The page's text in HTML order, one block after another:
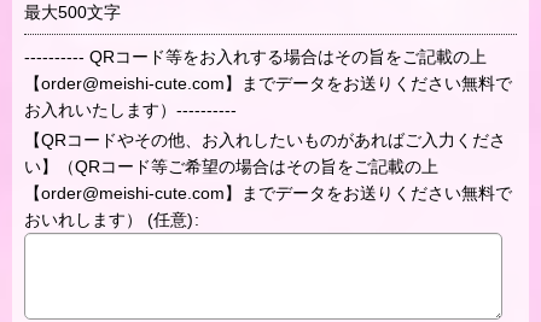
最大500文字
---------- QRコード等をお入れする場合はその旨をご記載の上
【order@meishi-cute.com】までデータをお送りください無料で
お入れいたします）----------
【QRコードやその他、お入れしたいものがあればご入力くださ
い】（QRコード等ご希望の場合はその旨をご記載の上
【order@meishi-cute.com】までデータをお送りください無料で
おいれします） (任意):